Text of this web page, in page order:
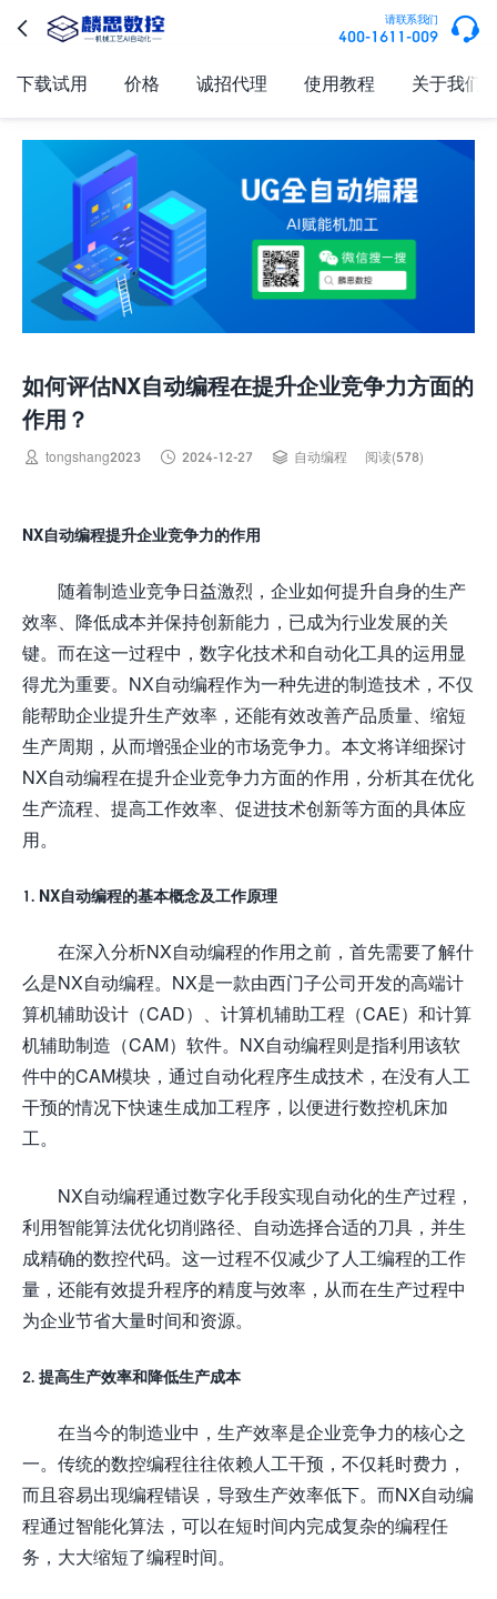
 请联系我们
400-1611-009 
下载试用 价格 诚招代理 使用教程 关于我们
如何评估NX自动编程在提升企业竞争力方面的
作用？
 tongshang2023  2024-12-27  自动编程 阅读(578)
NX自动编程提升企业竞争力的作用
随着制造业竞争日益激烈，企业如何提升自身的生产
效率、降低成本并保持创新能力，已成为行业发展的关
键。而在这一过程中，数字化技术和自动化工具的运用显
得尤为重要。NX自动编程作为一种先进的制造技术，不仅
能帮助企业提升生产效率，还能有效改善产品质量、缩短
生产周期，从而增强企业的市场竞争力。本文将详细探讨
NX自动编程在提升企业竞争力方面的作用，分析其在优化
生产流程、提高工作效率、促进技术创新等方面的具体应
用。
1. NX自动编程的基本概念及工作原理
在深入分析NX自动编程的作用之前，首先需要了解什
么是NX自动编程。NX是一款由西门子公司开发的高端计
算机辅助设计（CAD）、计算机辅助工程（CAE）和计算
机辅助制造（CAM）软件。NX自动编程则是指利用该软
件中的CAM模块，通过自动化程序生成技术，在没有人工
干预的情况下快速生成加工程序，以便进行数控机床加
工。
NX自动编程通过数字化手段实现自动化的生产过程，
利用智能算法优化切削路径、自动选择合适的刀具，并生
成精确的数控代码。这一过程不仅减少了人工编程的工作
量，还能有效提升程序的精度与效率，从而在生产过程中
为企业节省大量时间和资源。
2. 提高生产效率和降低生产成本
在当今的制造业中，生产效率是企业竞争力的核心之
一。传统的数控编程往往依赖人工干预，不仅耗时费力，
而且容易出现编程错误，导致生产效率低下。而NX自动编
程通过智能化算法，可以在短时间内完成复杂的编程任
务，大大缩短了编程时间。